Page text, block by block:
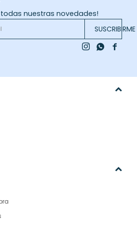
todas nuestras novedades!
SUSCRIBIRME

 